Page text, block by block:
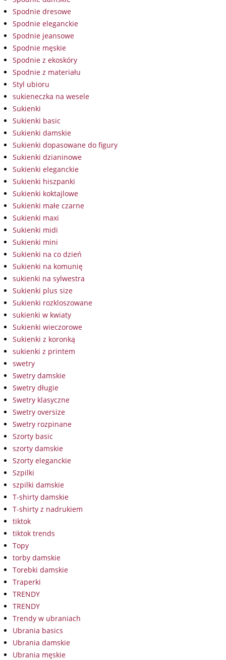
Spodnie dresowe
Spodnie eleganckie
Spodnie jeansowe
Spodnie męskie
Spodnie z ekoskóry
Spodnie z materiału
Styl ubioru
sukieneczka na wesele
Sukienki
Sukienki basic
Sukienki damskie
Sukienki dopasowane do figury
Sukienki dzianinowe
Sukienki eleganckie
Sukienki hiszpanki
Sukienki koktajlowe
Sukienki małe czarne
Sukienki maxi
Sukienki midi
Sukienki mini
Sukienki na co dzień
Sukienki na komunię
sukienki na sylwestra
Sukienki plus size
Sukienki rozkloszowane
sukienki w kwiaty
Sukienki wieczorowe
Sukienki z koronką
sukienki z printem
swetry
Swetry damskie
Swetry długie
Swetry klasyczne
Swetry oversize
Swetry rozpinane
Szorty basic
szorty damskie
Szorty eleganckie
Szpilki
szpilki damskie
T-shirty damskie
T-shirty z nadrukiem
tiktok
tiktok trends
Topy
torby damskie
Torebki damskie
Traperki
TRENDY
TRENDY
Trendy w ubraniach
Ubrania basics
Ubrania damskie
Ubrania męskie